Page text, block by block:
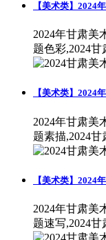
【美术类】2024
2024年甘肃美
题色彩,2024甘
【美术类】2024
2024年甘肃美
题素描,2024甘
【美术类】2024
2024年甘肃美
题速写,2024甘